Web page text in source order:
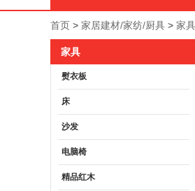
首页 > 家居建材/家纺/厨具 > 家具
家具
熨衣板
床
沙发
电脑椅
精品红木